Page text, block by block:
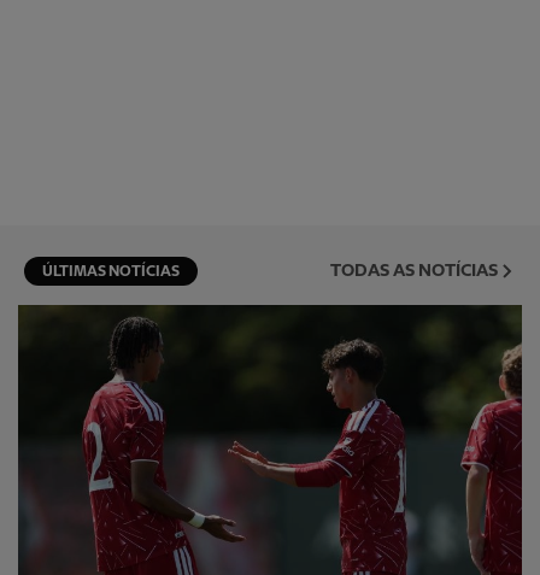
ÚLTIMAS NOTÍCIAS TODAS AS NOTÍCIAS